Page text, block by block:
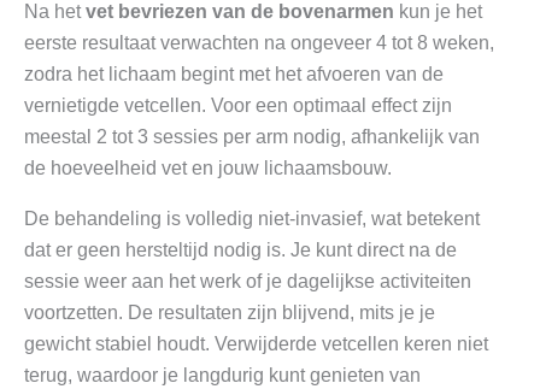
Na hetvet bevriezen van de bovenarmen kun je het
eerste resultaat verwachten na ongeveer 4 tot 8 weken,
zodra het lichaam begint met het afvoeren van de
vernietigde vetcellen. Voor een optimaal effect zijn
meestal 2 tot 3 sessies per arm nodig, afhankelijk van
de hoeveelheid vet en jouw lichaamsbouw.
De behandeling is volledig niet-invasief, wat betekent
dat er geen hersteltijd nodig is. Je kunt direct na de
sessie weer aan het werk of je dagelijkse activiteiten
voortzetten. De resultaten zijn blijvend, mits je je
gewicht stabiel houdt. Verwijderde vetcellen keren niet
terug, waardoor je langdurig kunt genieten van